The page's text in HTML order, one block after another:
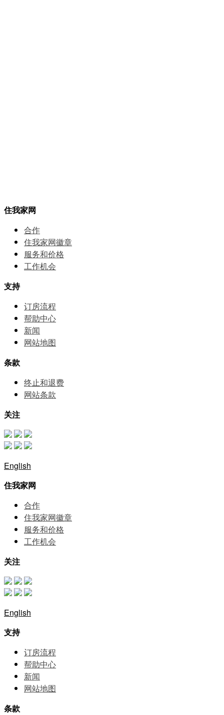
住我家网
合作
住我家网徽章
服务和价格
⼯作机会
支持
订房流程
帮助中⼼
新闻
网站地图
条款
终止和退费
网站条款
关注
English
住我家网
合作
住我家网徽章
服务和价格
⼯作机会
关注
English
支持
订房流程
帮助中⼼
新闻
网站地图
条款